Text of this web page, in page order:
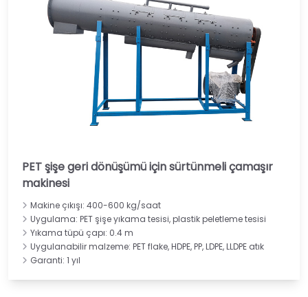
PET şişe geri dönüşümü için sürtünmeli çamaşır
makinesi
Makine çıkışı: 400-600 kg/saat
Uygulama: PET şişe yıkama tesisi, plastik peletleme tesisi
Yıkama tüpü çapı: 0.4 m
Uygulanabilir malzeme: PET flake, HDPE, PP, LDPE, LLDPE atık
Garanti: 1 yıl